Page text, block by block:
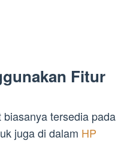
Fitur
tersedia pada
juga di dalam HP